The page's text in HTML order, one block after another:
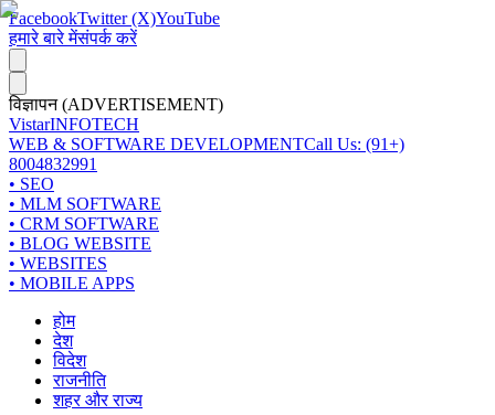
FacebookTwitter (X)YouTube
हमारे बारे मेंसंपर्क करें
विज्ञापन (ADVERTISEMENT)
VistarINFOTECH
WEB & SOFTWARE DEVELOPMENTCall Us: (91+)
8004832991
• SEO
• MLM SOFTWARE
• CRM SOFTWARE
• BLOG WEBSITE
• WEBSITES
• MOBILE APPS
होम
देश
विदेश
राजनीति
शहर और राज्य